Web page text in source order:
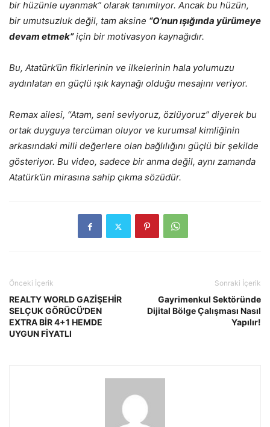
bir hüzünle uyanmak” olarak tanımlıyor. Ancak bu hüzün,
bir umutsuzluk değil, tam aksine “O’nun ışığında yürümeye
devam etmek”için bir motivasyon kaynağıdır.
Bu, Atatürk’ün fikirlerinin ve ilkelerinin hala yolumuzu
aydınlatan en güçlü ışık kaynağı olduğu mesajını veriyor.
Remax ailesi, “Atam, seni seviyoruz, özlüyoruz” diyerek bu
ortak duyguya tercüman oluyor ve kurumsal kimliğinin
arkasındaki milli değerlere olan bağlılığını güçlü bir şekilde
gösteriyor. Bu video, sadece bir anma değil, aynı zamanda
Atatürk’ün mirasına sahip çıkma sözüdür.
Önceki İçerik
REALTY WORLD GAZİŞEHİR
SELÇUK GÖRÜCÜ’DEN
EXTRA BİR 4+1 HEMDE
UYGUN FİYATLI
Sonraki İçerik
Gayrimenkul Sektöründe
Dijital Bölge Çalışması Nasıl
Yapılır!